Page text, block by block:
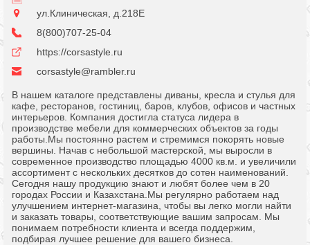
ул.Клиническая, д.218Е
8(800)707-25-04
https://corsastyle.ru
corsastyle@rambler.ru
В нашем каталоге представлены диваны, кресла и стулья для
кафе, ресторанов, гостиниц, баров, клубов, офисов и частных
интерьеров. Компания достигла статуса лидера в
производстве мебели для коммерческих объектов за годы
работы.Мы постоянно растем и стремимся покорять новые
вершины. Начав с небольшой мастерской, мы выросли в
современное производство площадью 4000 кв.м. и увеличили
ассортимент с нескольких десятков до сотен наименований.
Сегодня нашу продукцию знают и любят более чем в 20
городах России и Казахстана.Мы регулярно работаем над
улучшением интернет-магазина, чтобы вы легко могли найти
и заказать товары, соответствующие вашим запросам. Мы
понимаем потребности клиента и всегда поддержим,
подбирая лучшее решение для вашего бизнеса.